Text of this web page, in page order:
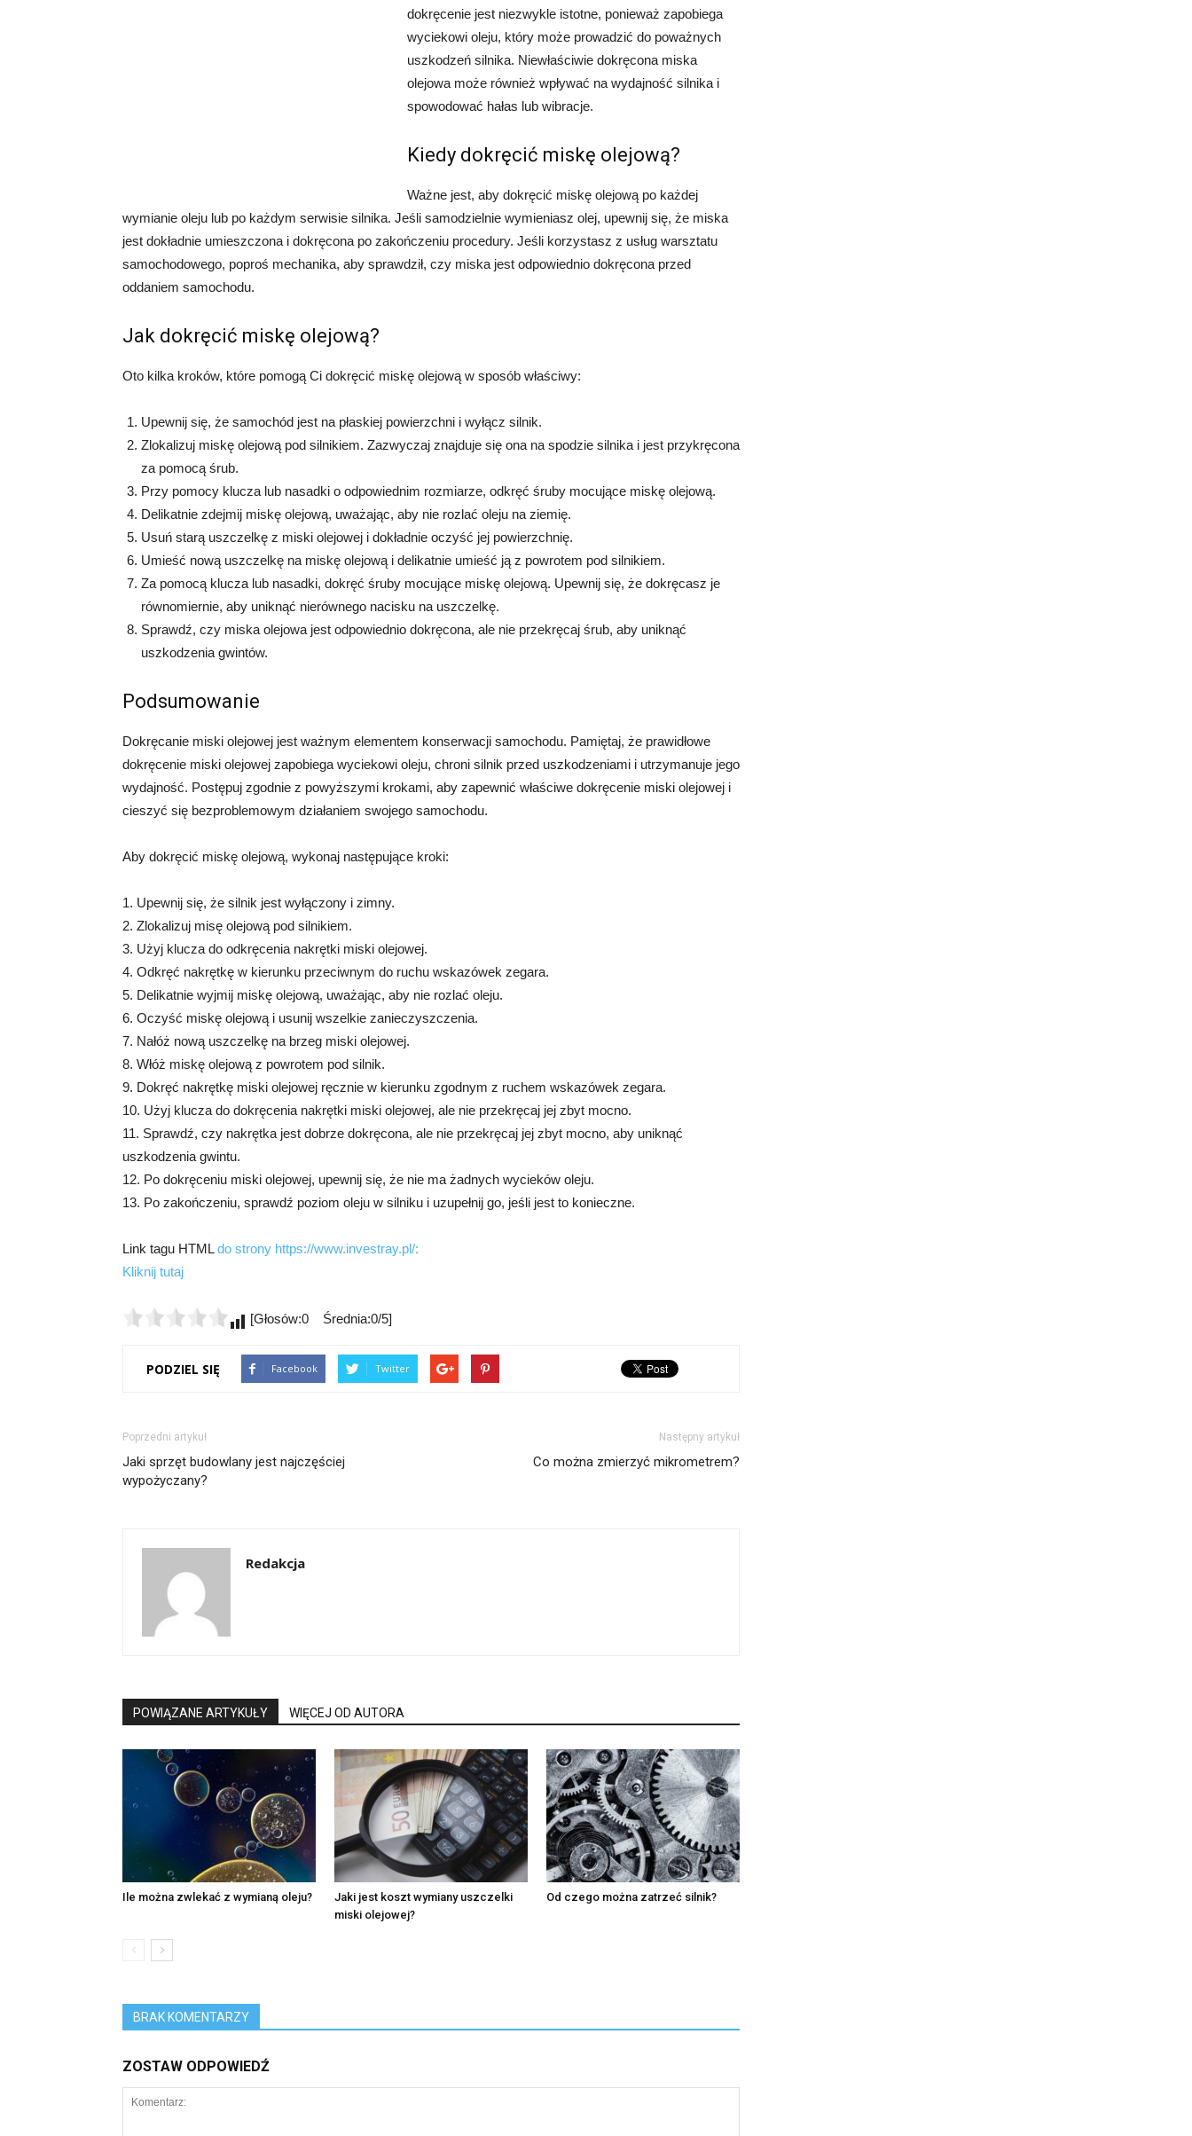
dokręcenie jest niezwykle istotne, ponieważ zapobiega
wyciekowi oleju, który może prowadzić do poważnych
uszkodzeń silnika. Niewłaściwie dokręcona miska
olejowa może również wpływać na wydajność silnika i
spowodować hałas lub wibracje.
Kiedy dokręcić miskę olejową?
Ważne jest, aby dokręcić miskę olejową po każdej
wymianie oleju lub po każdym serwisie silnika. Jeśli samodzielnie wymieniasz olej, upewnij się, że miska
jest dokładnie umieszczona i dokręcona po zakończeniu procedury. Jeśli korzystasz z usług warsztatu
samochodowego, poproś mechanika, aby sprawdził, czy miska jest odpowiednio dokręcona przed
oddaniem samochodu.
Jak dokręcić miskę olejową?
Oto kilka kroków, które pomogą Ci dokręcić miskę olejową w sposób właściwy:
Upewnij się, że samochód jest na płaskiej powierzchni i wyłącz silnik.
Zlokalizuj miskę olejową pod silnikiem. Zazwyczaj znajduje się ona na spodzie silnika i jest przykręcona
za pomocą śrub.
Przy pomocy klucza lub nasadki o odpowiednim rozmiarze, odkręć śruby mocujące miskę olejową.
Delikatnie zdejmij miskę olejową, uważając, aby nie rozlać oleju na ziemię.
Usuń starą uszczelkę z miski olejowej i dokładnie oczyść jej powierzchnię.
Umieść nową uszczelkę na miskę olejową i delikatnie umieść ją z powrotem pod silnikiem.
Za pomocą klucza lub nasadki, dokręć śruby mocujące miskę olejową. Upewnij się, że dokręcasz je
równomiernie, aby uniknąć nierównego nacisku na uszczelkę.
Sprawdź, czy miska olejowa jest odpowiednio dokręcona, ale nie przekręcaj śrub, aby uniknąć
uszkodzenia gwintów.
Podsumowanie
Dokręcanie miski olejowej jest ważnym elementem konserwacji samochodu. Pamiętaj, że prawidłowe
dokręcenie miski olejowej zapobiega wyciekowi oleju, chroni silnik przed uszkodzeniami i utrzymanuje jego
wydajność. Postępuj zgodnie z powyższymi krokami, aby zapewnić właściwe dokręcenie miski olejowej i
cieszyć się bezproblemowym działaniem swojego samochodu.
Aby dokręcić miskę olejową, wykonaj następujące kroki:
1. Upewnij się, że silnik jest wyłączony i zimny.
2. Zlokalizuj misę olejową pod silnikiem.
3. Użyj klucza do odkręcenia nakrętki miski olejowej.
4. Odkręć nakrętkę w kierunku przeciwnym do ruchu wskazówek zegara.
5. Delikatnie wyjmij miskę olejową, uważając, aby nie rozlać oleju.
6. Oczyść miskę olejową i usunij wszelkie zanieczyszczenia.
7. Nałóż nową uszczelkę na brzeg miski olejowej.
8. Włóż miskę olejową z powrotem pod silnik.
9. Dokręć nakrętkę miski olejowej ręcznie w kierunku zgodnym z ruchem wskazówek zegara.
10. Użyj klucza do dokręcenia nakrętki miski olejowej, ale nie przekręcaj jej zbyt mocno.
11. Sprawdź, czy nakrętka jest dobrze dokręcona, ale nie przekręcaj jej zbyt mocno, aby uniknąć
uszkodzenia gwintu.
12. Po dokręceniu miski olejowej, upewnij się, że nie ma żadnych wycieków oleju.
13. Po zakończeniu, sprawdź poziom oleju w silniku i uzupełnij go, jeśli jest to konieczne.
Link tagu HTMLdo strony https://www.investray.pl/:
Kliknij tutaj
[Głosów:0 Średnia:0/5]
PODZIEL SIĘ Facebook Twitter
Poprzedni artykuł
Jaki sprzęt budowlany jest najczęściej
wypożyczany?
Następny artykuł
Co można zmierzyć mikrometrem?
Redakcja
POWIĄZANE ARTYKUŁY WIĘCEJ OD AUTORA
Ile można zwlekać z wymianą oleju?
Jaki jest koszt wymiany uszczelki
miski olejowej?
Od czego można zatrzeć silnik?
BRAK KOMENTARZY
ZOSTAW ODPOWIEDŹ